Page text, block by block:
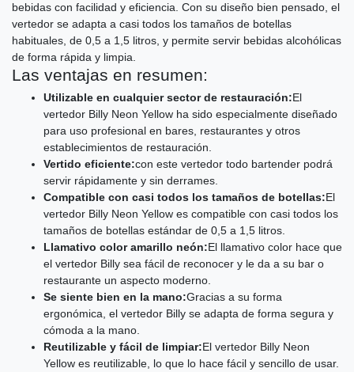
bebidas con facilidad y eficiencia. Con su diseño bien pensado, el
vertedor se adapta a casi todos los tamaños de botellas
habituales, de 0,5 a 1,5 litros, y permite servir bebidas alcohólicas
de forma rápida y limpia.
Las ventajas en resumen:
Utilizable en cualquier sector de restauración:El
vertedor Billy Neon Yellow ha sido especialmente diseñado
para uso profesional en bares, restaurantes y otros
establecimientos de restauración.
Vertido eficiente:con este vertedor todo bartender podrá
servir rápidamente y sin derrames.
Compatible con casi todos los tamaños de botellas:El
vertedor Billy Neon Yellow es compatible con casi todos los
tamaños de botellas estándar de 0,5 a 1,5 litros.
Llamativo color amarillo neón:El llamativo color hace que
el vertedor Billy sea fácil de reconocer y le da a su bar o
restaurante un aspecto moderno.
Se siente bien en la mano:Gracias a su forma
ergonómica, el vertedor Billy se adapta de forma segura y
cómoda a la mano.
Reutilizable y fácil de limpiar:El vertedor Billy Neon
Yellow es reutilizable, lo que lo hace fácil y sencillo de usar.